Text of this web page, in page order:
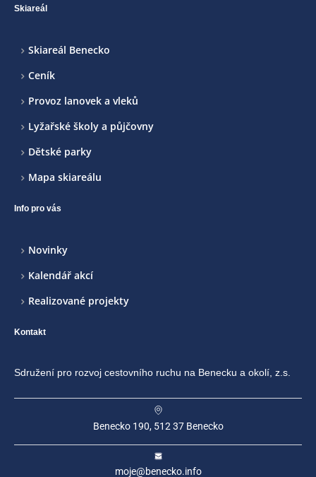
Skiareál
Skiareál Benecko
Ceník
Provoz lanovek a vleků
Lyžařské školy a půjčovny
Dětské parky
Mapa skiareálu
Info pro vás
Novinky
Kalendář akcí
Realizované projekty
Kontakt
Sdružení pro rozvoj cestovního ruchu na Benecku a okolí, z.s.
Benecko 190, 512 37 Benecko
moje@benecko.info